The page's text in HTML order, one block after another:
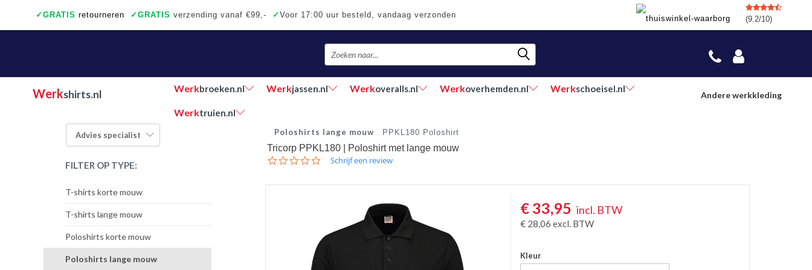
✓ GRATIS retourneren ✓ GRATIS verzending vanaf €99,- ✓ Voor 17:00 uur besteld, vandaag verzonden (9.2/10)
Werkshirts.nl Werkbroeken.nl Werkjassen.nl Werkoveralls.nl Werkoverhemden.nl Werkschoeisel.nl
Werktruien.nl
Andere werkkleding
FILTER OP TYPE:
T-shirts korte mouw
T-shirts lange mouw
Poloshirts korte mouw
Poloshirts lange mouw
Advies specialist Poloshirts lange mouw PPKL180 Poloshirt
Tricorp PPKL180 | Poloshirt met lange mouw
0.0Schrijf een review
€ 33,95 incl. BTW
€ 28,06 excl. BTW
Kleur